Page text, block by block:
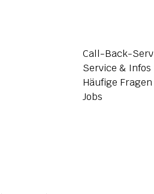
Call-Back-
Service & Infos
Häufige Fragen
Jobs